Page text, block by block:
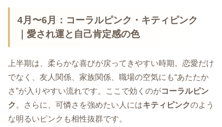
4月〜6月：コーラルピンク・キティピンク
｜愛され運と自己肯定感の色
上半期は、柔らかな喜びが戻ってきやすい時期。恋愛だけ
でなく、友人関係、家族関係、職場の空気にも“あたたか
さ”が入りやすい流れです。ここで効くのがコーラルピン
ク 。さらに、可憐さを強めたい人にはキティピンクのよう
な明るいピンクも相性抜群です。